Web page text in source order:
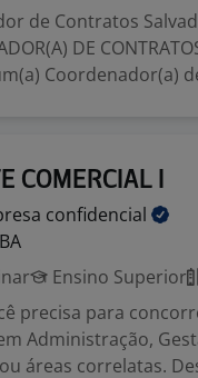
de Contratos
DE
Coordenador(a)
COMERCIAL I
confidencial
Ensino Superior
precisa para
Administração,
áreas correlatas.